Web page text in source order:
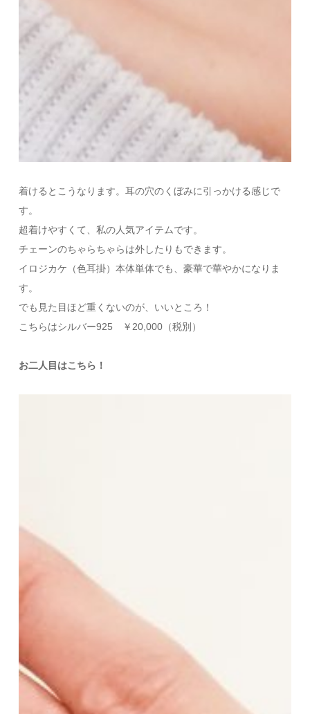
着けるとこうなります。耳の穴のくぼみに引っかける感じで
す。
超着けやすくて、私の人気アイテムです。
チェーンのちゃらちゃらは外したりもできます。
イロジカケ（色耳掛）本体単体でも、豪華で華やかになりま
す。
でも見た目ほど重くないのが、いいところ！
こちらはシルバー925 ￥20,000（税別）
お二人目はこちら！